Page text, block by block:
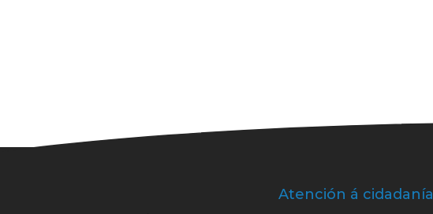
Atención á cidadanía